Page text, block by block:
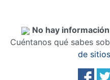
No hay
Cuéntanos qué sabes
de